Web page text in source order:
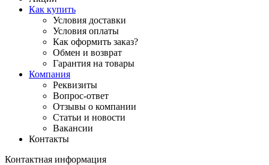
Как купить
Условия доставки
Условия оплаты
Как оформить заказ?
Обмен и возврат
Гарантия на товары
Компания
Реквизиты
Вопрос-ответ
Отзывы о компании
Статьи и новости
Вакансии
Контакты
Контактная информация